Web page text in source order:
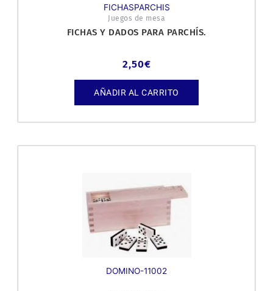
FICHASPARCHIS
Juegos de mesa
FICHAS Y DADOS PARA PARCHÍS.
2,50€
AÑADIR AL CARRITO
DOMINO-11002